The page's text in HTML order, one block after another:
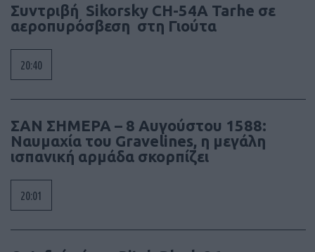
Συντριβή Sikorsky CH-54A Tarhe σε
αεροπυρόσβεση στη Γιούτα
20:40
ΣΑΝ ΣΗΜΕΡΑ – 8 Αυγούστου 1588:
Ναυμαχία του Gravelines, η μεγάλη
ισπανική αρμάδα σκορπίζει
20:01